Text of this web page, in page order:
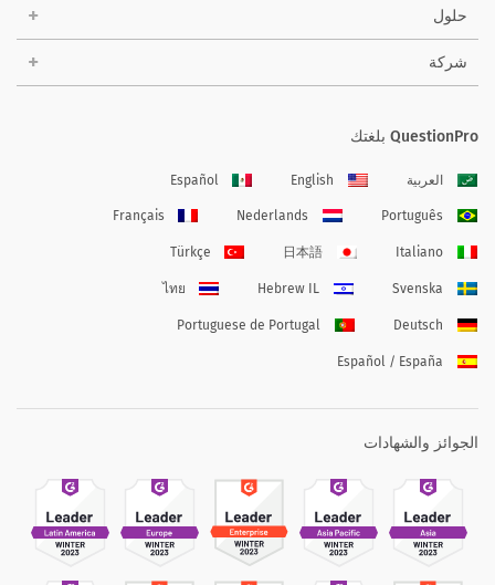
حلول
شركة
QuestionPro بلغتك
العربية English
Español
Português
Nederlands
Français
Italiano
日本語
Türkçe
Svenska
Hebrew IL
ไทย
Deutsch
Portuguese de Portugal
Español / España
الجوائز والشهادات